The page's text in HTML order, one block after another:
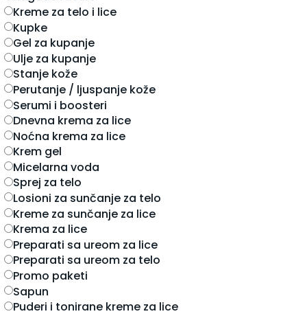
kreme za telo i lice
kupke
gel za kupanje
ulje za kupanje
stanje kože
perutanje / ljuspanje kože
serumi i boosteri
dnevna krema za lice
noćna krema za lice
krem gel
micelarna voda
sprej za telo
losioni za sunčanje za telo
kreme za sunčanje za lice
krema za lice
preparati sa ureom za lice
preparati sa ureom za telo
promo paketi
sapun
puderi i tonirane kreme za lice